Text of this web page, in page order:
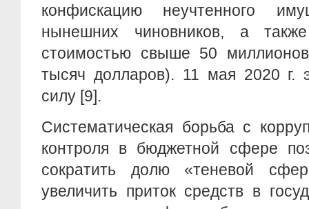
конфискацию неучтенного
нынешних чиновников, а также
стоимостью свыше 50
тысяч долларов). 11 мая 2020 г.
силу [9].
Систематическая борьба с
контроля в бюджетной сфере
сократить долю «теневой
увеличить приток средств в